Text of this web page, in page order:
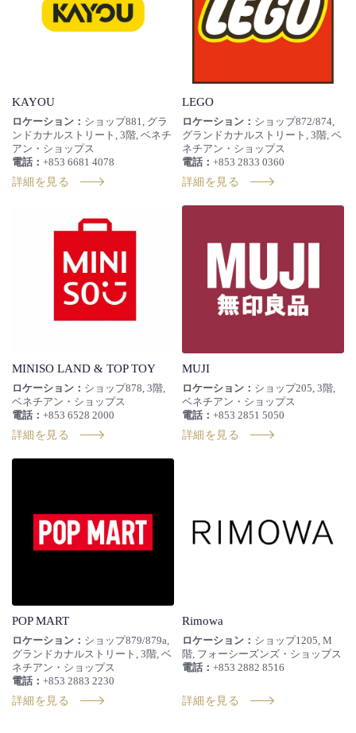
KAYOU
ロケーション： ショップ881, グラ
ンドカナルストリート, 3階, ベネチ
アン・ショップス
電話： +853 6681 4078
詳細を見る
LEGO
ロケーション： ショップ872/874,
グランドカナルストリート, 3階, ベ
ネチアン・ショップス
電話： +853 2833 0360
詳細を見る
MINISO LAND & TOP TOY
ロケーション： ショップ878, 3階,
ベネチアン・ショップス
電話： +853 6528 2000
詳細を見る
MUJI
ロケーション： ショップ205, 3階,
ベネチアン・ショップス
電話： +853 2851 5050
詳細を見る
POP MART
ロケーション： ショップ879/879a,
グランドカナルストリート, 3階, ベ
ネチアン・ショップス
電話： +853 2883 2230
詳細を見る
Rimowa
ロケーション： ショップ1205, M
階, フォーシーズンズ・ショップス
電話： +853 2882 8516
詳細を見る